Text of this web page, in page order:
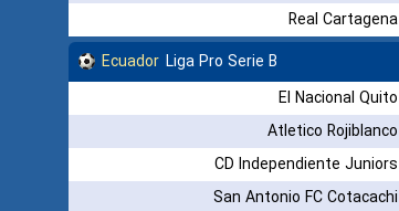
Real Cartagena
Ecuador Liga Pro Serie B
El Nacional Quito
Atletico Rojiblanco
CD Independiente Juniors
San Antonio FC Cotacachi